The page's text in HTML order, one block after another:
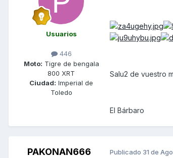
Usuarios
446
Moto: Tigre de bengala
800 XRT
Ciudad: Imperial de
Toledo
Salu2 de vuestro
El Bárbaro
PAKONAN666 Publicado 31 de